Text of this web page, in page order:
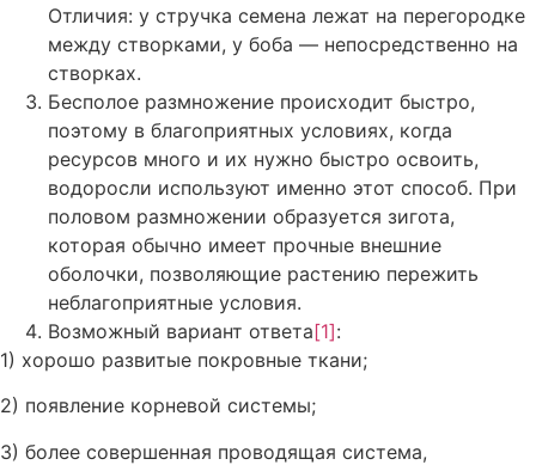
Отличия: у стручка семена лежат на перегородке
между створками, у боба — непосредственно на
створках.
Бесполое размножение происходит быстро,
поэтому в благоприятных условиях, когда
ресурсов много и их нужно быстро освоить,
водоросли используют именно этот способ. При
половом размножении образуется зигота,
которая обычно имеет прочные внешние
оболочки, позволяющие растению пережить
неблагоприятные условия.
Возможный вариант ответа[1]:
1) хорошо развитые покровные ткани;
2) появление корневой системы;
3) более совершенная проводящая система,